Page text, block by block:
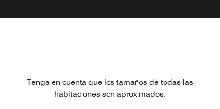
Tenga en cuenta que los tamaños de todas las
habitaciones son aproximados.